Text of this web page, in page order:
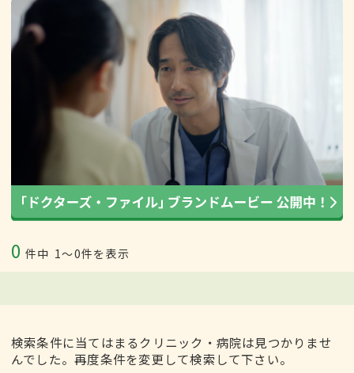
0 件中 1〜0件を表示
検索条件に当てはまるクリニック・病院は見つかりませ
んでした。再度条件を変更して検索して下さい。